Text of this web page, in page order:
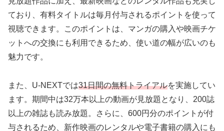
ており、有料タイトルは毎月付与されるポイントを使って
視聴できます。このポイントは、マンガの購入や映画チケ
ットへの交換にも利用できるため、使い道の幅が広いのも
魅力です。
また、U-NEXTでは31日間の無料トライアルを実施してい
ます。期間中は32万本以上の動画が見放題となり、200誌
以上の雑誌も読み放題。さらに、600円分のポイントが付
与されるため、新作映画のレンタルや電子書籍の購入にも